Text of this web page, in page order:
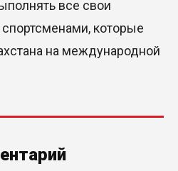
все свои
которые
на международной